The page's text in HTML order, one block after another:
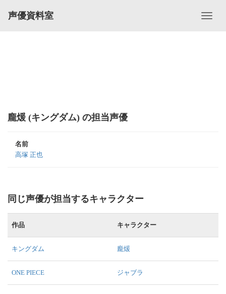
声優資料室
龐煖 (キングダム) の担当声優
名前
高塚 正也
同じ声優が担当するキャラクター
作品 キャラクター
キングダム 龐煖
ONE PIECE ジャブラ